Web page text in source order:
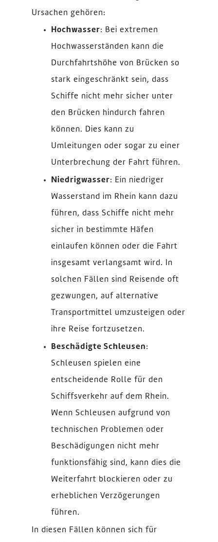
Ursachen gehören:
Hochwasser: Bei extremen
Hochwasserständen kann die
Durchfahrtshöhe von Brücken so
stark eingeschränkt sein, dass
Schiffe nicht mehr sicher unter
den Brücken hindurch fahren
können. Dies kann zu
Umleitungen oder sogar zu einer
Unterbrechung der Fahrt führen.
Niedrigwasser: Ein niedriger
Wasserstand im Rhein kann dazu
führen, dass Schiffe nicht mehr
sicher in bestimmte Häfen
einlaufen können oder die Fahrt
insgesamt verlangsamt wird. In
solchen Fällen sind Reisende oft
gezwungen, auf alternative
Transportmittel umzusteigen oder
ihre Reise fortzusetzen.
Beschädigte Schleusen:
Schleusen spielen eine
entscheidende Rolle für den
Schiffsverkehr auf dem Rhein.
Wenn Schleusen aufgrund von
technischen Problemen oder
Beschädigungen nicht mehr
funktionsfähig sind, kann dies die
Weiterfahrt blockieren oder zu
erheblichen Verzögerungen
führen.
In diesen Fällen können sich für